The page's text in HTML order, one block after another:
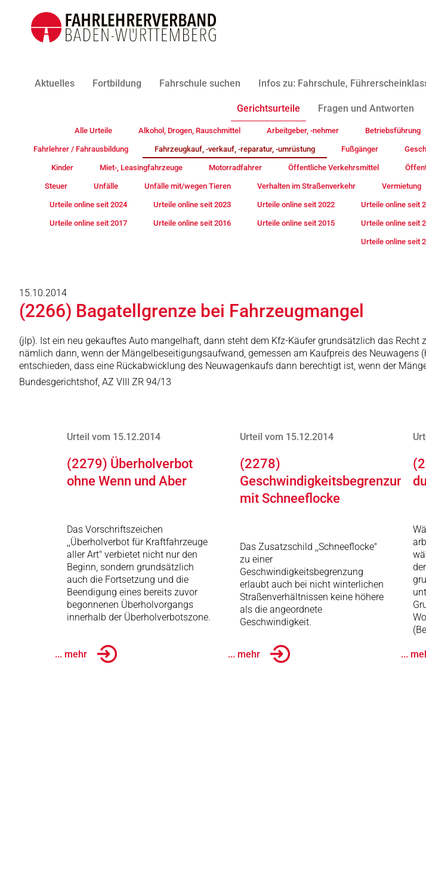
Aktuelles Fortbildung Fahrschule suchen Infos zu: Fahrschule,
Gerichtsurteile Fragen und Antworten
Alle Urteile Alkohol, Drogen, Rauschmittel Arbeitgeber, -nehmer Betriebsführung
Fahrlehrer / Fahrausbildung Fahrzeugkauf, -verkauf, -reparatur, -umrüstung Fußgänger
Kinder Miet-, Leasingfahrzeuge Motorradfahrer Öffentliche Verkehrsmittel
Steuer Unfälle Unfälle mit/wegen Tieren Verhalten im Straßenverkehr Vermietung
Urteile online seit 2024 Urteile online seit 2023 Urteile online seit 2022 Urteile online seit
Urteile online seit 2017 Urteile online seit 2016 Urteile online seit 2015 Urteile online seit
Urteile online seit
15.10.2014
(2266) Bagatellgrenze bei Fahrzeugmangel
(jlp). Ist ein neu gekauftes Auto mangelhaft, dann steht dem Kfz-Käufer grundsätzlich das
nämlich dann, wenn der Mängelbeseitigungsaufwand, gemessen am Kaufpreis des Neuwagens
entschieden, dass eine Rückabwicklung des Neuwagenkaufs dann berechtigt ist, wenn der
Bundesgerichtshof, AZ VIII ZR 94/13
Urteil vom 15.12.2014
(2279) Überholverbot
ohne Wenn und Aber
Das Vorschriftszeichen
,,Überholverbot für Kraftfahrzeuge
aller Art" verbietet nicht nur den
Beginn, sondern grundsätzlich
auch die Fortsetzung und die
Beendigung eines bereits zuvor
begonnenen Überholvorgangs
innerhalb der Überholverbotszone.
... mehr
Urteil vom 15.12.2014
(2278)
Geschwindigkeitsbegrenzung
mit Schneeflocke
Das Zusatzschild ,,Schneeflocke"
zu einer
Geschwindigkeitsbegrenzung
erlaubt auch bei nicht winterlichen
Straßenverhältnissen keine höhere
als die angeordnete
Geschwindigkeit.
... mehr ...